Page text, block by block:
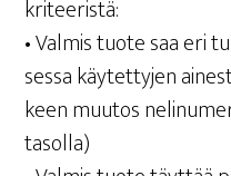
kriteeristä:
• Val­mis tuo­te saa eri
ses­sa käy­tet­ty­jen
keen muu­tos
tasolla)